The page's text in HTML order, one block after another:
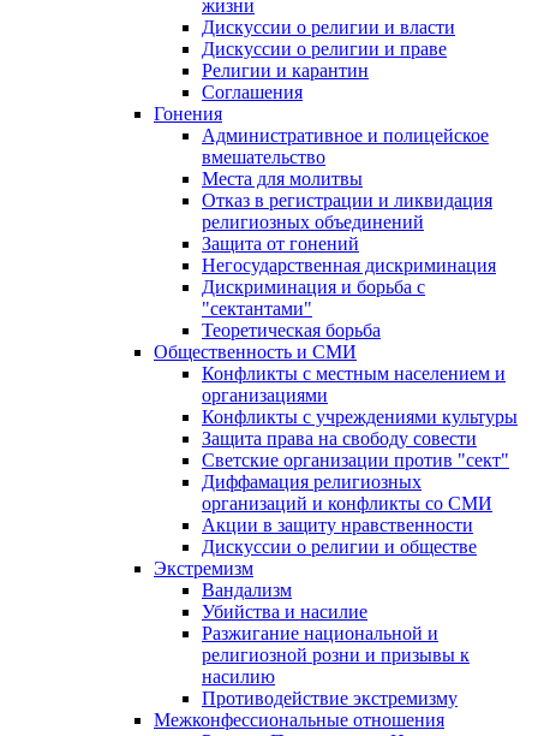
жизни
Дискуссии о религии и власти
Дискуссии о религии и праве
Религии и карантин
Соглашения
Гонения
Административное и полицейское
вмешательство
Места для молитвы
Отказ в регистрации и ликвидация
религиозных объединений
Защита от гонений
Негосударственная дискриминация
Дискриминация и борьба с
"сектантами"
Теоретическая борьба
Общественность и СМИ
Конфликты с местным населением и
организациями
Конфликты с учреждениями культуры
Защита права на свободу совести
Светские организации против "сект"
Диффамация религиозных
организаций и конфликты со СМИ
Акции в защиту нравственности
Дискуссии о религии и обществе
Экстремизм
Вандализм
Убийства и насилие
Разжигание национальной и
религиозной розни и призывы к
насилию
Противодействие экстремизму
Межконфессиональные отношения